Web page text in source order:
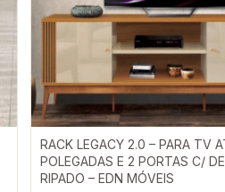
RACK LEGACY 2.0 – PARA TV
POLEGADAS E 2 PORTAS C/
RIPADO – EDN MÓVEIS